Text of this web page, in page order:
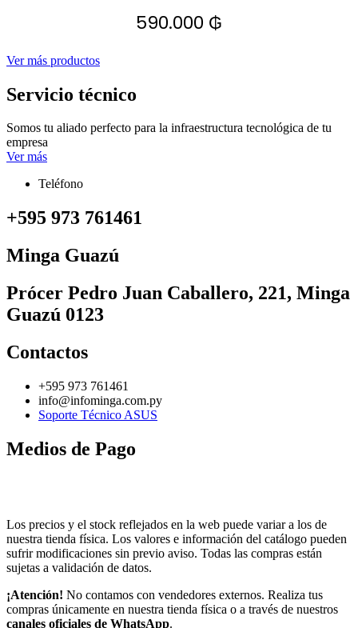
590.000 ₲
Ver más productos
Servicio técnico
Somos tu aliado perfecto para la infraestructura tecnológica de tu
empresa
Ver más
Teléfono
+595 973 761461
Minga Guazú
Prócer Pedro Juan Caballero, 221, Minga
Guazú 0123
Contactos
+595 973 761461
info@infominga.com.py
Soporte Técnico ASUS
Medios de Pago
Los precios y el stock reflejados en la web puede variar a los de
nuestra tienda física. Los valores e información del catálogo pueden
sufrir modificaciones sin previo aviso. Todas las compras están
sujetas a validación de datos.
¡Atención! No contamos con vendedores externos. Realiza tus
compras únicamente en nuestra tienda física o a través de nuestros
canales oficiales de WhatsApp.